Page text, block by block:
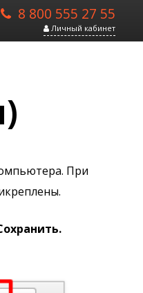
8 800 555 27 55
Личный кабинет
При